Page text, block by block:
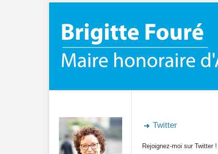
Twitter
Rejoignez-moi sur Twitter !